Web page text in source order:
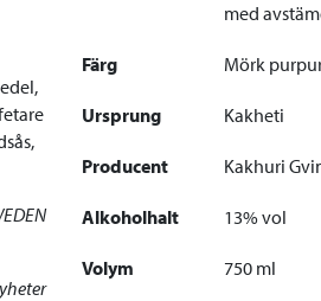
med
Färg Mörk
Ursprung Kakheti
Producent Kakhuri
Alkoholhalt 13% vol
Volym 750 ml